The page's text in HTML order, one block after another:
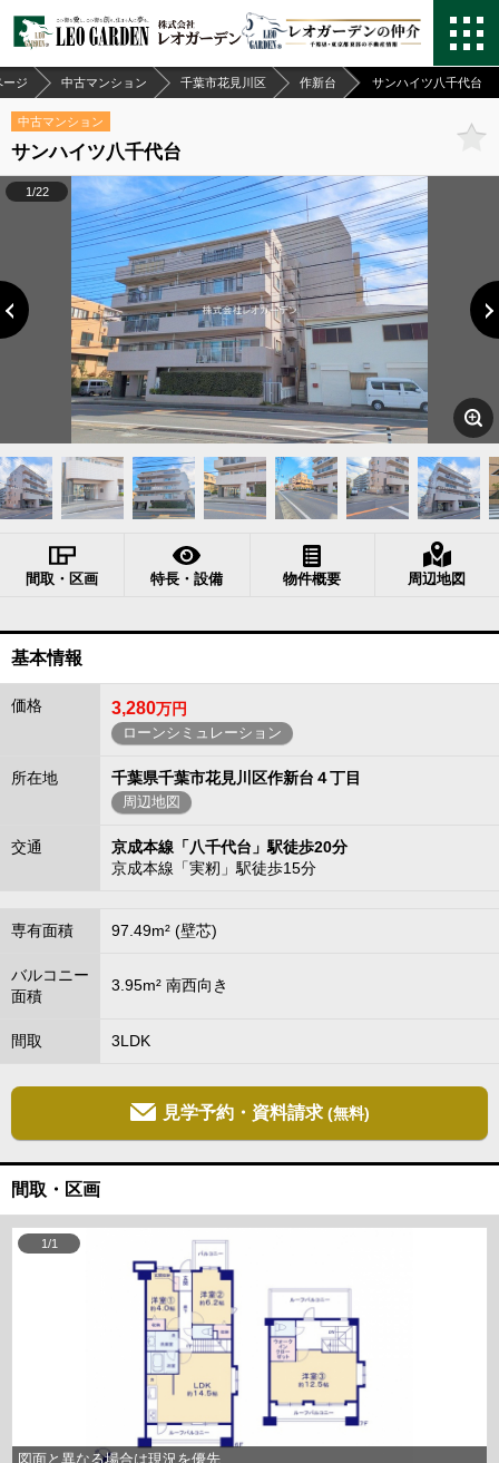
ージ 中古マンション 千葉市花見川区 作新台 サンハイツ八千代台
中古マンション
サンハイツ八千代台
1/22
間取・区画 特長・設備 物件概要 周辺地図
基本情報
価格 3,280万円
ローンシミュレーション
所在地 千葉県千葉市花見川区作新台４丁目
周辺地図
交通
京成本線「八千代台」駅徒歩20分
京成本線「実籾」駅徒歩15分
専有面積 97.49m² (壁芯)
バルコニー
面積
3.95m² 南西向き
間取 3LDK
見学予約・資料請求 (無料)
間取・区画
図面と異なる場合は現況を優先
1/1